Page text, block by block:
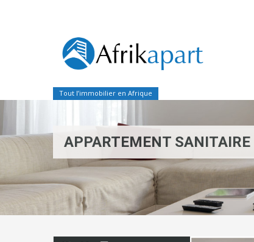
Tout l’immobilier en Afrique
APPARTEMENT SANITAIRE